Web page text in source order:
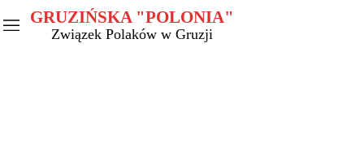
GRUZIŃSKA "POLONIA"
Związek Polaków w Gruzji